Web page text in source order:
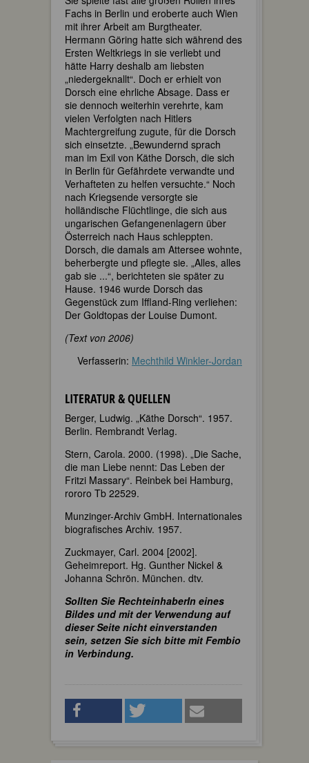
Fachs in Berlin und eroberte auch Wien
mit ihrer Arbeit am Burgtheater.
Hermann Göring hatte sich während des
Ersten Weltkriegs in sie verliebt und
hätte Harry deshalb am liebsten
„niedergeknallt“. Doch er erhielt von
Dorsch eine ehrliche Absage. Dass er
sie dennoch weiterhin verehrte, kam
vielen Verfolgten nach Hitlers
Machtergreifung zugute, für die Dorsch
sich einsetzte. „Bewundernd sprach
man im Exil von Käthe Dorsch, die sich
in Berlin für Gefährdete verwandte und
Verhafteten zu helfen versuchte.“ Noch
nach Kriegsende versorgte sie
holländische Flüchtlinge, die sich aus
ungarischen Gefangenenlagern über
Österreich nach Haus schleppten.
Dorsch, die damals am Attersee wohnte,
beherbergte und pflegte sie. „Alles, alles
gab sie ...“, berichteten sie später zu
Hause. 1946 wurde Dorsch das
Gegenstück zum Iffland-Ring verliehen:
Der Goldtopas der Louise Dumont.
(Text von 2006)
Verfasserin: Mechthild Winkler-Jordan
LITERATUR & QUELLEN
Berger, Ludwig. „Käthe Dorsch“. 1957.
Berlin. Rembrandt Verlag.
Stern, Carola. 2000. (1998). „Die Sache,
die man Liebe nennt: Das Leben der
Fritzi Massary“. Reinbek bei Hamburg,
rororo Tb 22529.
Munzinger-Archiv GmbH. Internationales
biografisches Archiv. 1957.
Zuckmayer, Carl. 2004 [2002].
Geheimreport. Hg. Gunther Nickel &
Johanna Schrön. München. dtv.
Sollten Sie RechteinhaberIn eines
Bildes und mit der Verwendung auf
dieser Seite nicht einverstanden
sein, setzen Sie sich bitte mit Fembio
in Verbindung.